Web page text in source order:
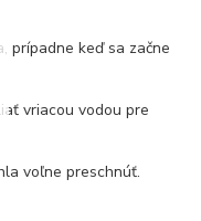
prípadne keď sa začne
vriacou vodou pre
voľne preschnúť.